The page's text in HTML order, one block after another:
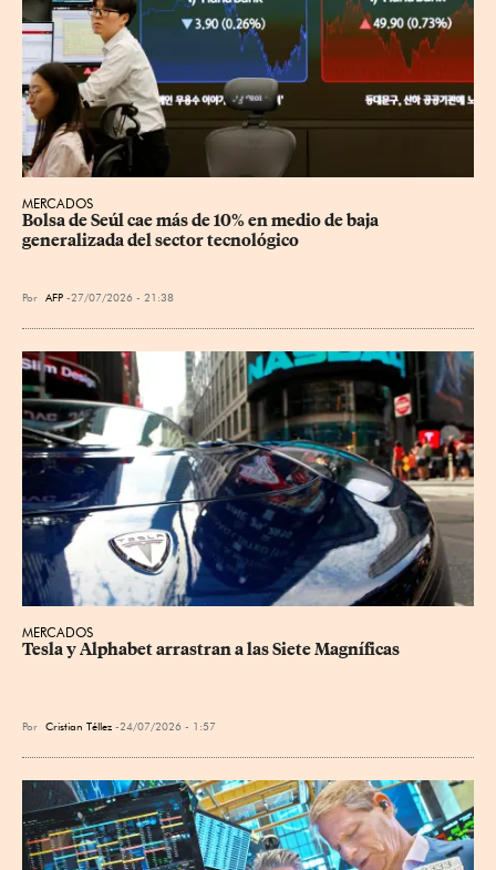
MERCADOS
Bolsa de Seúl cae más de 10% en medio de baja
generalizada del sector tecnológico
Por AFP 27/07/2026 - 21:38
MERCADOS
Tesla y Alphabet arrastran a las Siete Magníficas
Por Cristian Téllez 24/07/2026 - 1:57